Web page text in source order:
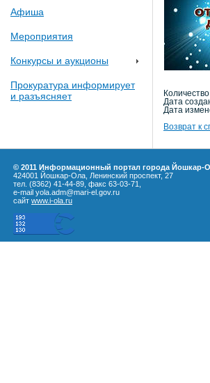
Афиша
Мероприятия
Конкурсы и аукционы
Прокуратура информирует
и разъясняет
Дата
Дата
Возврат к
© 2011 Информационный портал города Йошкар-
424001 Йошкар-Ола, Ленинский проспект, 27
тел. (8362) 41-44-89, факс 63-03-71,
e-mail yola.adm@mari-el.gov.ru
сайт www.i-ola.ru